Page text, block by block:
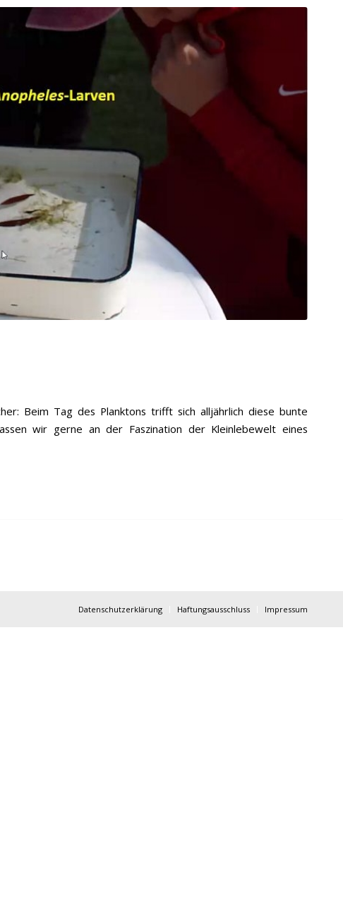
Beim Tag des Planktons trifft sich alljährlich diese bunte
wir gerne an der Faszination der Kleinlebewelt eines
Datenschutzerklärung Haftungsausschluss Impressum